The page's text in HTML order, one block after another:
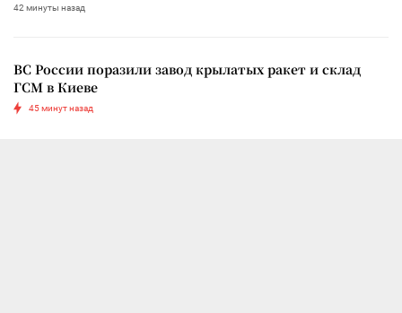
42 минуты назад
ВС России поразили завод крылатых ракет и склад
ГСМ в Киеве
45 минут назад